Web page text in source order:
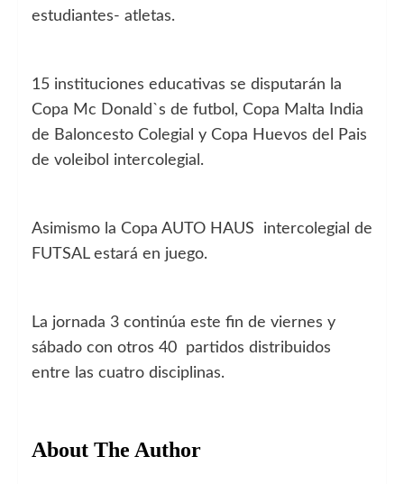
estudiantes- atletas.
15 instituciones educativas se disputarán la
Copa Mc Donald`s de futbol, Copa Malta India
de Baloncesto Colegial y Copa Huevos del Pais
de voleibol intercolegial.
Asimismo la Copa AUTO HAUS intercolegial de
FUTSAL estará en juego.
La jornada 3 continúa este fin de viernes y
sábado con otros 40 partidos distribuidos
entre las cuatro disciplinas.
About The Author